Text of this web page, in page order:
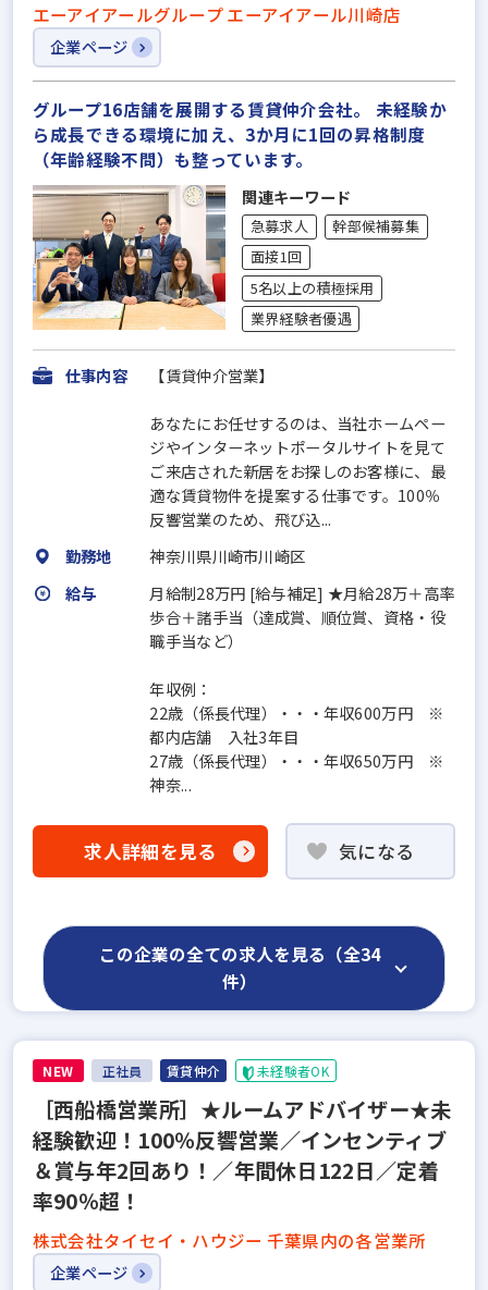
エーアイアールグループ エーアイアール川崎店
企業ページ
グループ16店舗を展開する賃貸仲介会社。 未経験か
ら成長できる環境に加え、3か月に1回の昇格制度
（年齢経験不問）も整っています。
関連キーワード
急募求人
幹部候補募集
面接1回
5名以上の積極採用
業界経験者優遇
仕事内容 【賃貸仲介営業】
あなたにお任せするのは、当社ホームペー
ジやインターネットポータルサイトを見て
ご来店された新居をお探しのお客様に、最
適な賃貸物件を提案する仕事です。100％
反響営業のため、飛び込...
勤務地
神奈川県川崎市川崎区
給与
月給制28万円 [給与補足] ★月給28万＋高率
歩合＋諸手当（達成賞、順位賞、資格・役
職手当など）
年収例：
22歳（係長代理）・・・年収600万円 ※
都内店舗 入社3年目
27歳（係長代理）・・・年収650万円 ※
神奈...
求人詳細を見る 気になる
この企業の全ての求人を見る（全34
件）
NEW 正社員 賃貸仲介 未経験者OK
［西船橋営業所］★ルームアドバイザー★未
経験歓迎！100％反響営業／インセンティブ
＆賞与年2回あり！／年間休日122日／定着
率90％超！
株式会社タイセイ・ハウジー 千葉県内の各営業所
企業ページ